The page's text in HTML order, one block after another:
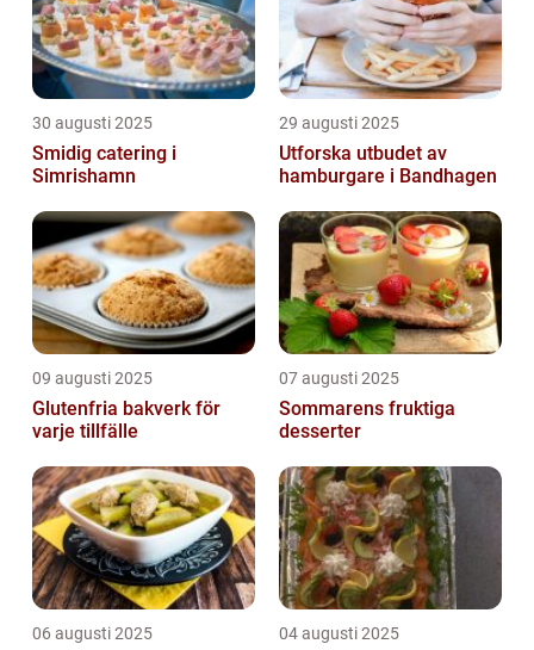
30 augusti 2025
Smidig catering i
Simrishamn
29 augusti 2025
Utforska utbudet av
hamburgare i Bandhagen
09 augusti 2025
Glutenfria bakverk för
varje tillfälle
07 augusti 2025
Sommarens fruktiga
desserter
06 augusti 2025 04 augusti 2025